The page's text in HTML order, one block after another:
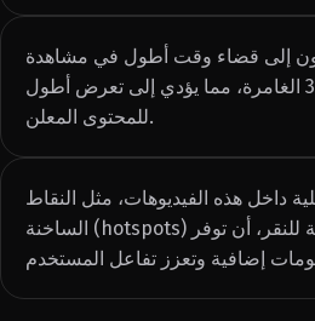
إلى قضاء وقت أطول في مشاهدة
مقاطع فيديو 360 الغامرة، مما يؤدي إلى تعرض أطول
للمحتوى المعلن.
داخل هذه الفيديوهات، مثل النقاط
الساخنة (hotspots) أو التعليقات القابلة للنقر، أن توفر